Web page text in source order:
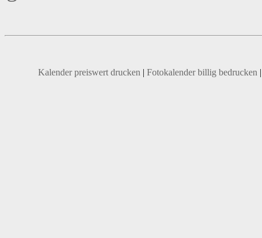
Kalender preiswert drucken | Fotokalender billig bedrucken